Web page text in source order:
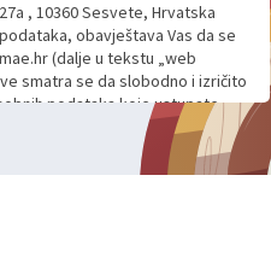
, 10360 Sesvete, Hrvatska
obavještava Vas da se
(dalje u tekstu „web
smatra se da slobodno i izričito
podataka koje ustupate
komunikacije na Vaš upit
davanju podataka te ovu Izjavu
osobne podatke u jednu od
koju možete pročitati